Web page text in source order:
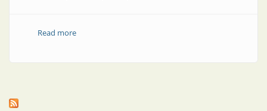
Read moreabout Scada | Nuevo SCADA iFIX 5.9